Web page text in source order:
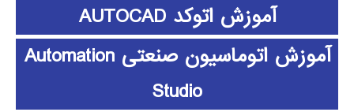
آموزش اتوکد AUTOCAD
آموزش اتوماسیون صنعتی Automation
Studio